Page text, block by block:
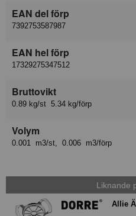
EAN del förp
7392753587987
EAN hel förp
17329275347512
Bruttovikt
0.89 kg/st 5.34 kg/förp
Volym
0.001 m3/st, 0.006 m3/förp
Liknande
Allie